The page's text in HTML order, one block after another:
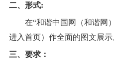
二、形式:
在“和谐中国网（和谐网 ）
进入首页）作全面的图文展示
三、要求：